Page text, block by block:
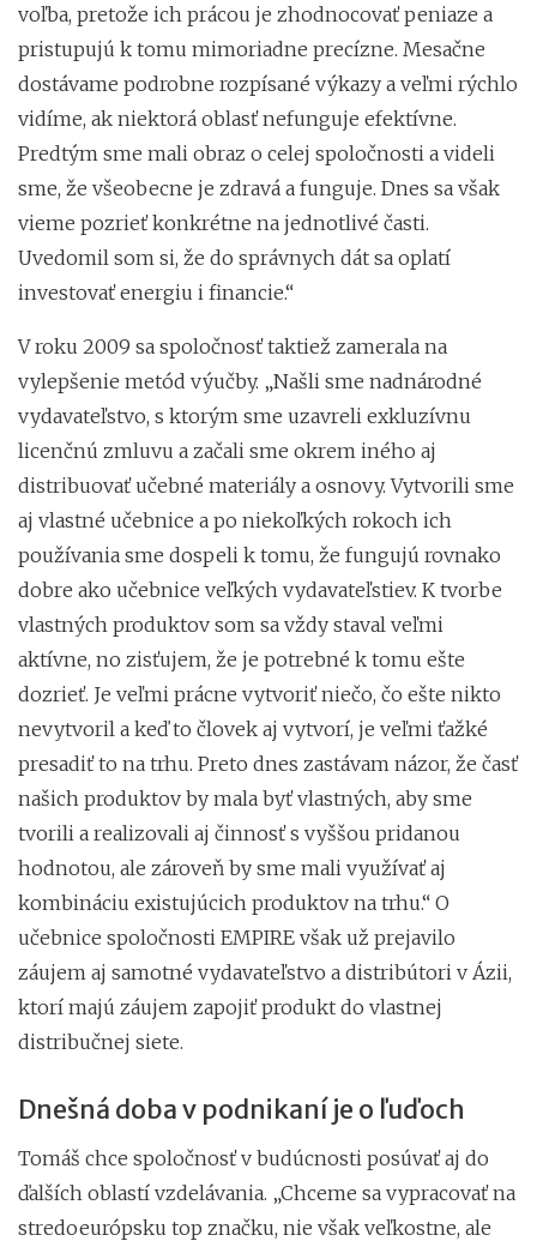
voľba, pretože ich prácou je zhodnocovať peniaze a
pristupujú k tomu mimoriadne precízne. Mesačne
dostávame podrobne rozpísané výkazy a veľmi rýchlo
vidíme, ak niektorá oblasť nefunguje efektívne.
Predtým sme mali obraz o celej spoločnosti a videli
sme, že všeobecne je zdravá a funguje. Dnes sa však
vieme pozrieť konkrétne na jednotlivé časti.
Uvedomil som si, že do správnych dát sa oplatí
investovať energiu i financie.“
V roku 2009 sa spoločnosť taktiež zamerala na
vylepšenie metód výučby. „Našli sme nadnárodné
vydavateľstvo, s ktorým sme uzavreli exkluzívnu
licenčnú zmluvu a začali sme okrem iného aj
distribuovať učebné materiály a osnovy. Vytvorili sme
aj vlastné učebnice a po niekoľkých rokoch ich
používania sme dospeli k tomu, že fungujú rovnako
dobre ako učebnice veľkých vydavateľstiev. K tvorbe
vlastných produktov som sa vždy staval veľmi
aktívne, no zisťujem, že je potrebné k tomu ešte
dozrieť. Je veľmi prácne vytvoriť niečo, čo ešte nikto
nevytvoril a keď to človek aj vytvorí, je veľmi ťažké
presadiť to na trhu. Preto dnes zastávam názor, že časť
našich produktov by mala byť vlastných, aby sme
tvorili a realizovali aj činnosť s vyššou pridanou
hodnotou, ale zároveň by sme mali využívať aj
kombináciu existujúcich produktov na trhu.“ O
učebnice spoločnosti EMPIRE však už prejavilo
záujem aj samotné vydavateľstvo a distribútori v Ázii,
ktorí majú záujem zapojiť produkt do vlastnej
distribučnej siete.
Dnešná doba v podnikaní je o ľuďoch
Tomáš chce spoločnosť v budúcnosti posúvať aj do
ďalších oblastí vzdelávania. „Chceme sa vypracovať na
stredoeurópsku top značku, nie však veľkostne, ale